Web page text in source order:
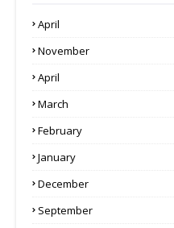
April
November
April
March
February
January
December
September